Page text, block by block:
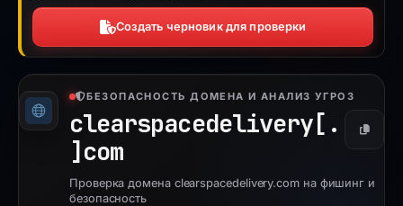
Создать черновик для проверки
БЕЗОПАСНОСТЬ ДОМЕНА И АНАЛИЗ УГРОЗ
clearspacedelivery[.
] com
Проверка домена clearspacedelivery.com на фишинг и
безопасность